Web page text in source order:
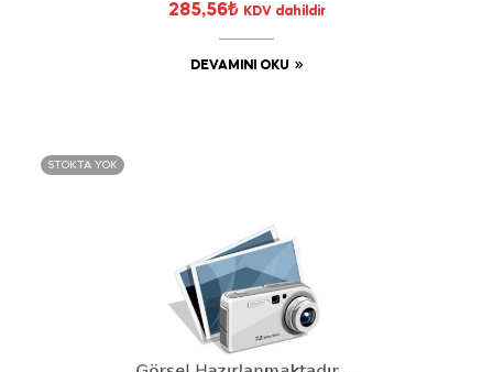
285,56₺ KDV dahildir
DEVAMINI OKU
STOKTA YOK